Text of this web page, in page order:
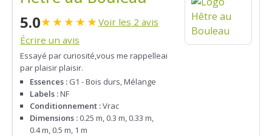
5.0★★★★★Voir les 2 avis
Écrire un avis
Essayé par curiosité,vous me rappelleai
par plaisir plaisir.
Essences : G1 - Bois durs, Mélange
Labels :NF
Conditionnement :Vrac
Dimensions : 0.25 m, 0.3 m, 0.33 m,
0.4 m, 0.5 m, 1 m